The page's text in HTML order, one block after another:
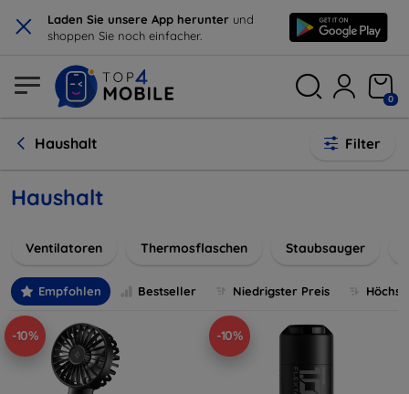
× Laden Sie unsere App herunter und
shoppen Sie noch einfacher.
0
Haushalt Filter
Haushalt
Ventilatoren Thermosflaschen Staubsauger
Empfohlen Bestseller Niedrigster Preis
-10% -10%